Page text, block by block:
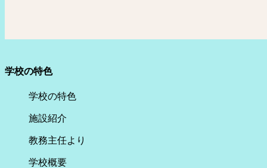
学校の特色
学校の特色
施設紹介
教務主任より
学校概要